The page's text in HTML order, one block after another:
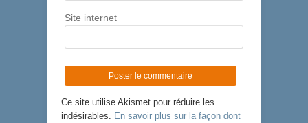
Site internet
Ce site utilise Akismet pour réduire les
indésirables.
En savoir plus sur la façon dont